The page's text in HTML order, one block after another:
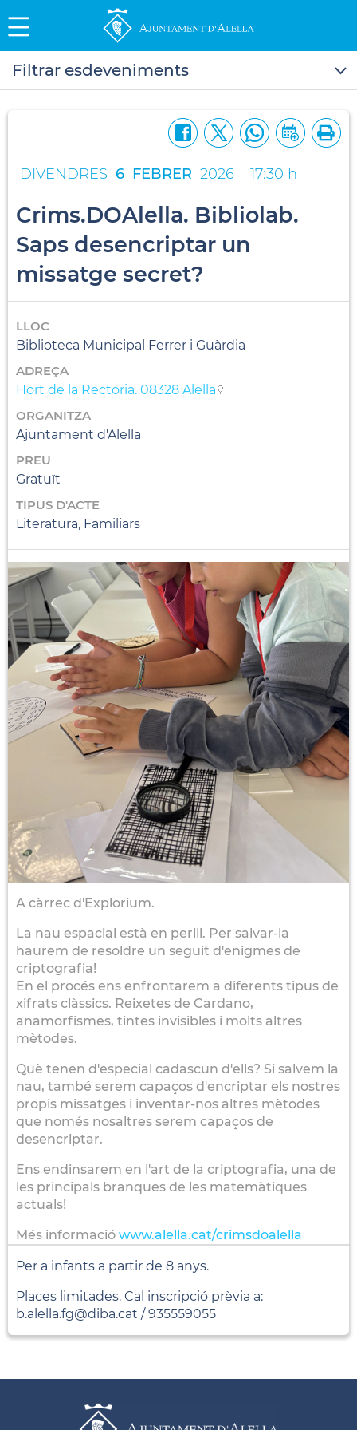
Filtrar esdeveniments
DIVENDRES 6 FEBRER 2026 17:30 h
Crims.DOAlella. Bibliolab.
Saps desencriptar un
missatge secret?
LLOC
Biblioteca Municipal Ferrer i Guàrdia
ADREÇA
Hort de la Rectoria. 08328 Alella
ORGANITZA
Ajuntament d'Alella
PREU
Gratuït
TIPUS D'ACTE
Literatura, Familiars
A càrrec d'Explorium.
La nau espacial està en perill. Per salvar-la
haurem de resoldre un seguit d'enigmes de
criptografia!
En el procés ens enfrontarem a diferents tipus de
xifrats clàssics. Reixetes de Cardano,
anamorfismes, tintes invisibles i molts altres
mètodes.
Què tenen d'especial cadascun d'ells? Si salvem la
nau, també serem capaços d'encriptar els nostres
propis missatges i inventar-nos altres mètodes
que només nosaltres serem capaços de
desencriptar.
Ens endinsarem en l'art de la criptografia, una de
les principals branques de les matemàtiques
actuals!
Més informació www.alella.cat/crimsdoalella
Per a infants a partir de 8 anys.
Places limitades. Cal inscripció prèvia a:
b.alella.fg@diba.cat / 935559055